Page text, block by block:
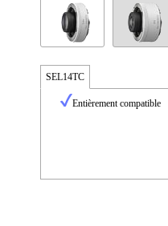
SEL14TC
Entièrement compatible